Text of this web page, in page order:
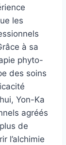
les
à sa
phyto-
des soins
Yon-Ka
agréés
de
l’alchimie